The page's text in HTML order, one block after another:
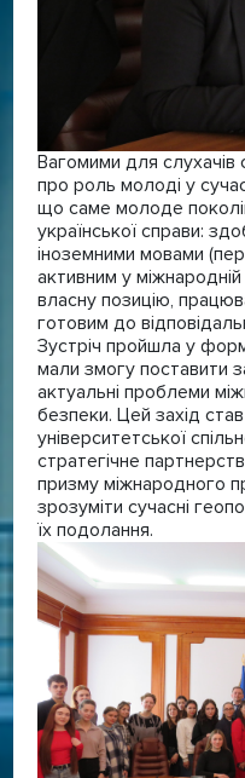
Вагомими для
про роль молоді у
що саме молоде
української справи:
іноземними мовами
активним у міжнародній
власну позицію,
готовим до
Зустріч пройшла у
мали змогу поставити
актуальні проблеми
безпеки. Цей захід
університетської
стратегічне
призму міжнародного
зрозуміти сучасні
їх подолання.